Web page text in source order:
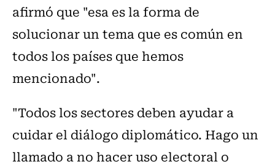
afirmó que "esa es la forma de
solucionar un tema que es común en
todos los países que hemos
mencionado".
"Todos los sectores deben ayudar a
cuidar el diálogo diplomático. Hago un
llamado a no hacer uso electoral o